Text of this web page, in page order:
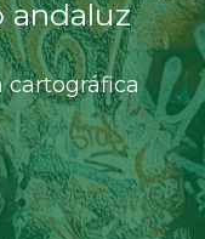
andaluz
cartográfica